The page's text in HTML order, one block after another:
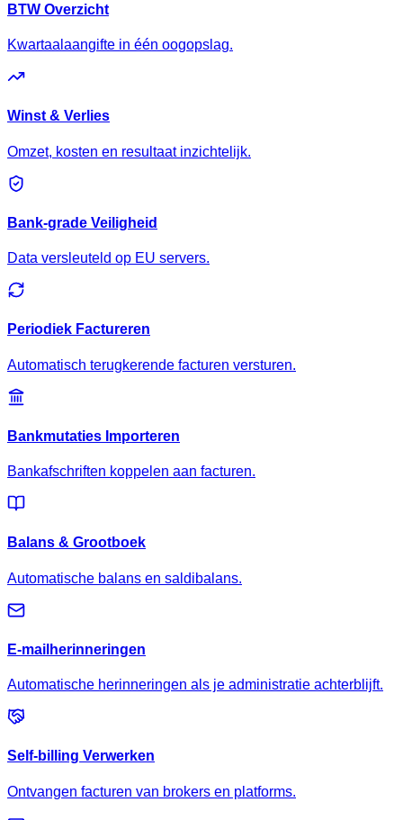
BTW Overzicht
Kwartaalaangifte in één oogopslag.
Winst & Verlies
Omzet, kosten en resultaat inzichtelijk.
Bank-grade Veiligheid
Data versleuteld op EU servers.
Periodiek Factureren
Automatisch terugkerende facturen versturen.
Bankmutaties Importeren
Bankafschriften koppelen aan facturen.
Balans & Grootboek
Automatische balans en saldibalans.
E-mailherinneringen
Automatische herinneringen als je administratie achterblijft.
Self-billing Verwerken
Ontvangen facturen van brokers en platforms.